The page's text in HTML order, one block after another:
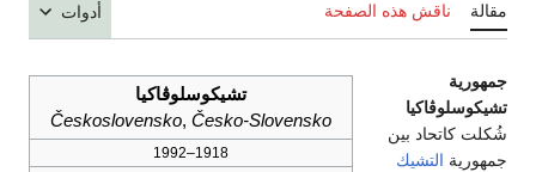
مقالة ناقش هذه الصفحة أدوات
تشيكوسلوڤاكيا
Československo, Česko‑Slovensko
1918–1992
جمهورية
تشيكوسلوڤاكيا
شُكلت كاتحاد بين
جمهورية التشيك